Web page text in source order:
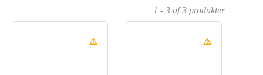
1 - 3 af 3 produkter
⚠️ ⚠️